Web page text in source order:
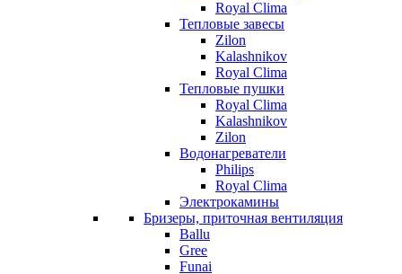
Royal Clima
Тепловые завесы
Zilon
Kalashnikov
Royal Clima
Тепловые пушки
Royal Clima
Kalashnikov
Zilon
Водонагреватели
Philips
Royal Clima
Электрокамины
Бризеры, приточная вентиляция
Ballu
Gree
Funai